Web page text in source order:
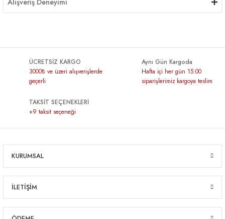
Alışveriş Deneyimi
ÜCRETSİZ KARGO
3000₺ ve üzeri alışverişlerde
geçerli
Aynı Gün Kargoda
Hafta içi her gün 15:00
siparişlerimiz kargoya teslim
TAKSİT SEÇENEKLERİ
+9 taksit seçeneği
KURUMSAL
İLETİŞİM